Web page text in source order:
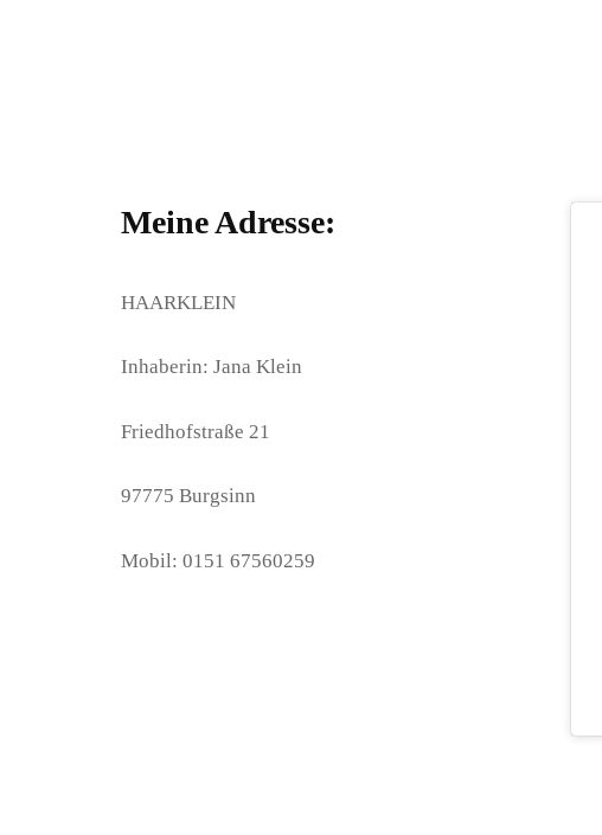
Meine Adresse:
HAARKLEIN
Inhaberin: Jana Klein
Friedhofstraße 21
97775 Burgsinn
Mobil: 0151 67560259